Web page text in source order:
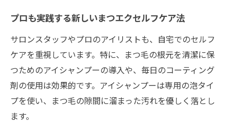
プロも実践する新しいまつエクセルフケア法
サロンスタッフやプロのアイリストも、自宅でのセルフ
ケアを重視しています。特に、まつ毛の根元を清潔に保
つためのアイシャンプーの導入や、毎日のコーティング
剤の使用は効果的です。アイシャンプーは専用の泡タイ
プを使い、まつ毛の隙間に溜まった汚れを優しく落とし
ます。